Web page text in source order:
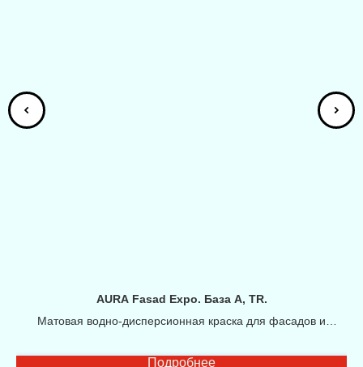
AURA Fasad Expo. База А, TR.
Матовая водно-дисперсионная краска для фасадов и
Подробнее